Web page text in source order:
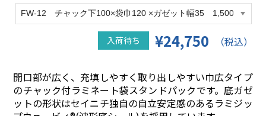
入荷待ち ¥24,750 （税込）
開口部が広く、充填しやすく取り出しやすい巾広タイプ
のチャック付ラミネート袋スタンドパックです。底ガゼ
ットの形状はセイニチ独自の自立安定感のあるラミジッ